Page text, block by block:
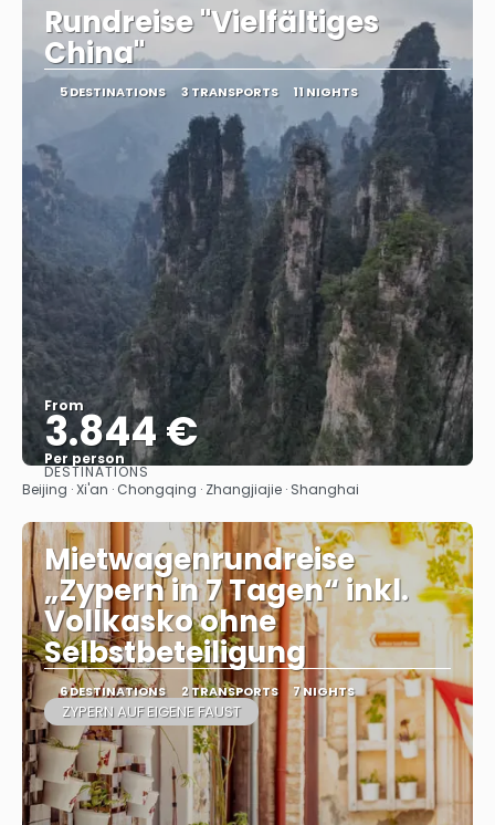
Rundreise "Vielfältiges
China"
5 DESTINATIONS 3 TRANSPORTS 11 NIGHTS
From
3.844 €
Per person
See
DESTINATIONS
Beijing · Xi'an · Chongqing · Zhangjiajie · Shanghai
Mietwagenrundreise
„Zypern in 7 Tagen“ inkl.
Vollkasko ohne
Selbstbeteiligung
6 DESTINATIONS 2 TRANSPORTS 7 NIGHTS
ZYPERN AUF EIGENE FAUST